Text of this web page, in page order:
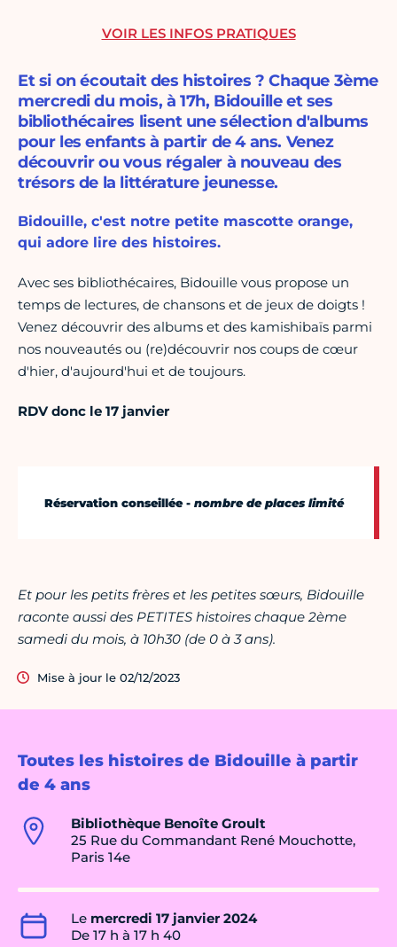
Toutes les histoires de Bidouille à partir
de 4 ans
Bibliothèque Benoîte Groult
25 Rue du Commandant René Mouchotte,
Paris 14e
Le mercredi 17 janvier 2024
De 17 h à 17 h 40
Et si on écoutait des histoires ? Chaque 3ème
mercredi du mois, à 17h, Bidouille et ses
bibliothécaires lisent une sélection d'albums
pour les enfants à partir de 4 ans. Venez
découvrir ou vous régaler à nouveau des
trésors de la littérature jeunesse.
Bidouille, c'est notre petite mascotte orange,
qui adore lire des histoires.
Avec ses bibliothécaires, Bidouille vous propose un
temps de lectures, de chansons et de jeux de doigts !
Venez découvrir des albums et des kamishibaïs parmi
nos nouveautés ou (re)découvrir nos coups de cœur
d'hier, d'aujourd'hui et de toujours.
RDV donc le 17 janvier
Réservation conseillée- nombre de places limité
Et pour les petits frères et les petites sœurs, Bidouille
raconte aussi des PETITES histoires chaque 2ème
samedi du mois, à 10h30 (de 0 à 3 ans).
Mise à jour le 02/12/2023
VOIR LES INFOS PRATIQUES